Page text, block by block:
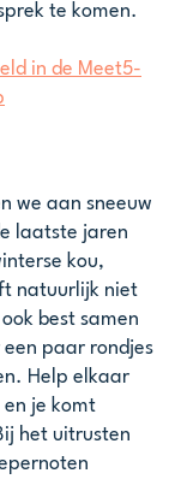
te komen.
in de Meet5-
we aan sneeuw
laatste jaren
kou,
natuurlijk niet
best samen
paar rondjes
Help elkaar
je komt
het uitrusten